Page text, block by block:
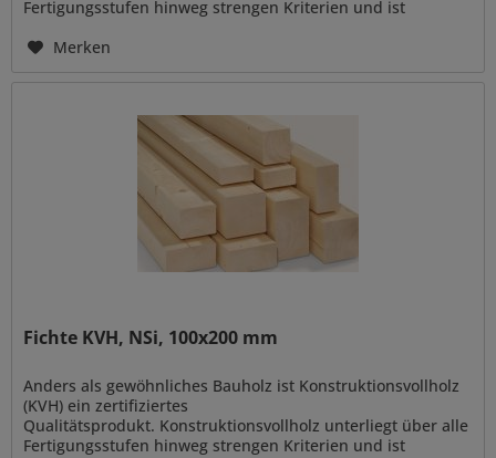
Fertigungsstufen hinweg strengen Kriterien und ist
Merken
Fichte KVH, NSi, 100x200 mm
Anders als gewöhnliches Bauholz ist Konstruktionsvollholz
(KVH) ein zertifiziertes
Qualitätsprodukt. Konstruktionsvollholz unterliegt über alle
Fertigungsstufen hinweg strengen Kriterien und ist